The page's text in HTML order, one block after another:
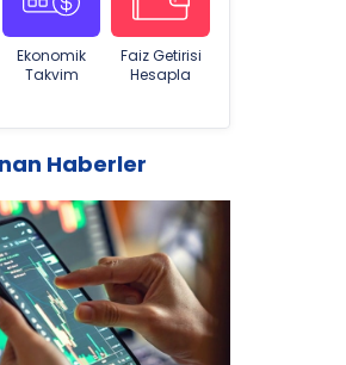
Ekonomik
Takvim
Faiz Getirisi
Hesapla
Haberler